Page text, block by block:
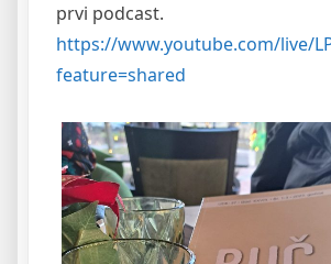
prvi podcast.
https://www.youtube.com/live/
feature=shared